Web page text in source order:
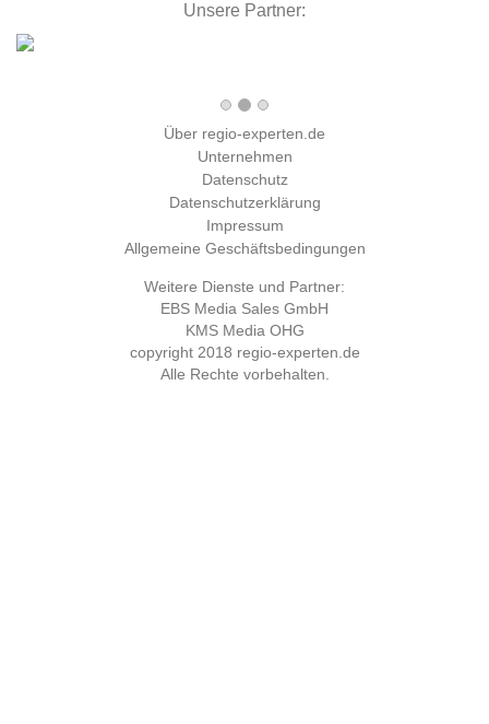
Unsere Partner:
Über regio-experten.de
Unternehmen
Datenschutz
Datenschutzerklärung
Impressum
Allgemeine Geschäftsbedingungen
Weitere Dienste und Partner:
EBS Media Sales GmbH
KMS Media OHG
copyright 2018 regio-experten.de
Alle Rechte vorbehalten.